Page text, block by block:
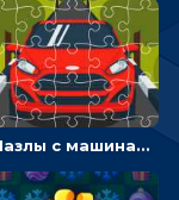
Пазлы с машинами Форд: собирать картинки и открывать новые